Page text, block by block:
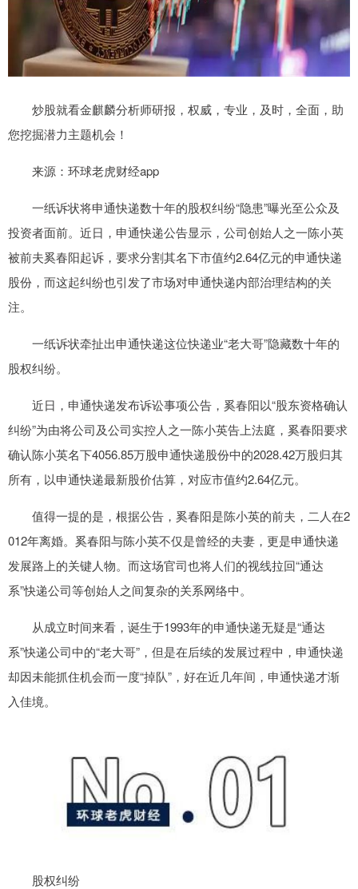
炒股就看金麒麟分析师研报，权威，专业，及时，全面，助
您挖掘潜力主题机会！
来源：环球老虎财经app
一纸诉状将申通快递数十年的股权纠纷“隐患”曝光至公众及
投资者面前。近日，申通快递公告显示，公司创始人之一陈小英
被前夫奚春阳起诉，要求分割其名下市值约2.64亿元的申通快递
股份，而这起纠纷也引发了市场对申通快递内部治理结构的关
注。
一纸诉状牵扯出申通快递这位快递业“老大哥”隐藏数十年的
股权纠纷。
近日，申通快递发布诉讼事项公告，奚春阳以“股东资格确认
纠纷”为由将公司及公司实控人之一陈小英告上法庭，奚春阳要求
确认陈小英名下4056.85万股申通快递股份中的2028.42万股归其
所有，以申通快递最新股价估算，对应市值约2.64亿元。
值得一提的是，根据公告，奚春阳是陈小英的前夫，二人在2
012年离婚。奚春阳与陈小英不仅是曾经的夫妻，更是申通快递
发展路上的关键人物。而这场官司也将人们的视线拉回“通达
系”快递公司等创始人之间复杂的关系网络中。
从成立时间来看，诞生于1993年的申通快递无疑是“通达
系”快递公司中的“老大哥”，但是在后续的发展过程中，申通快递
却因未能抓住机会而一度“掉队”，好在近几年间，申通快递才渐
入佳境。
股权纠纷